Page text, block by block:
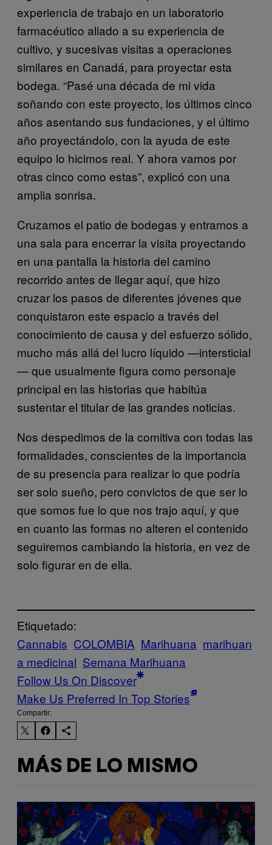
experiencia de trabajo en un laboratorio
farmacéutico aliado a su experiencia de
cultivo, y sucesivas visitas a operaciones
similares en Canadá, para proyectar esta
bodega. “Pasé una década de mi vida
soñando con este proyecto, los últimos cinco
años asentando sus fundaciones, y el último
año proyectándolo, con la ayuda de este
equipo lo hicimos real. Y ahora vamos por
otras cinco como estas”, explicó con una
amplia sonrisa.
Cruzamos el patio de bodegas y entramos a
una sala para encerrar la visita proyectando
en una pantalla la historia del camino
recorrido antes de llegar aquí, que hizo
cruzar los pasos de diferentes jóvenes que
conquistaron este espacio a través del
conocimiento de causa y del esfuerzo sólido,
mucho más allá del lucro líquido —intersticial
— que usualmente figura como personaje
principal en las historias que habitúa
sustentar el titular de las grandes noticias.
Nos despedimos de la comitiva con todas las
formalidades, conscientes de la importancia
de su presencia para realizar lo que podría
ser solo sueño, pero convictos de que ser lo
que somos fue lo que nos trajo aquí, y que
en cuanto las formas no alteren el contenido
seguiremos cambiando la historia, en vez de
solo figurar en de ella.
Etiquetado:
Cannabis COLOMBIA Marihuana marihuan
a medicinal Semana Marihuana
Follow Us On Discover
Make Us Preferred In Top Stories
Compartir:
MÁS DE LO MISMO